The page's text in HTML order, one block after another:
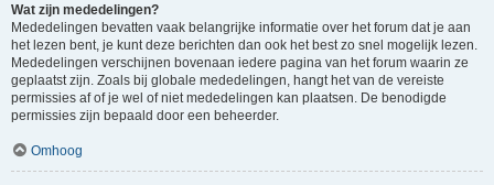
Wat zijn mededelingen?
Mededelingen bevatten vaak belangrijke informatie over het forum dat je aan
het lezen bent, je kunt deze berichten dan ook het best zo snel mogelijk lezen.
Mededelingen verschijnen bovenaan iedere pagina van het forum waarin ze
geplaatst zijn. Zoals bij globale mededelingen, hangt het van de vereiste
permissies af of je wel of niet mededelingen kan plaatsen. De benodigde
permissies zijn bepaald door een beheerder.
Omhoog